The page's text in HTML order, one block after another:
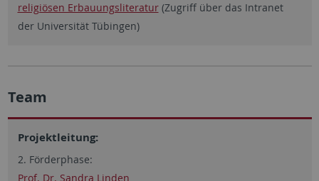
religiösen Erbauungsliteratur(Zugriff über das Intranet
der Universität Tübingen)
Team
Projektleitung:
2. Förderphase:
Prof. Dr. Sandra Linden